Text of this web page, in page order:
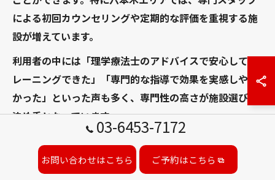
による初回カウンセリングや定期的な評価を重視する施
設が増えています。
利用者の中には「理学療法士のアドバイスで安心してト
レーニングできた」「専門的な指導で効果を実感しやす
かった」といった声も多く、専門性の高さが施設選びの
決め手となっています。
レッドコード施術で重視すべきチェック項目
レッドコード施術を受ける際は、いくつかのチェック項
03-6453-7172
お問い合わせはこちら ご予約はこちら